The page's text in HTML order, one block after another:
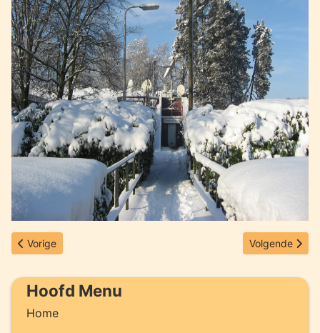
Hoofd Menu
Home
Vorig artikel: Omroep Zender Museum in de aether via Radio M
Vorige Volgende
Volgende